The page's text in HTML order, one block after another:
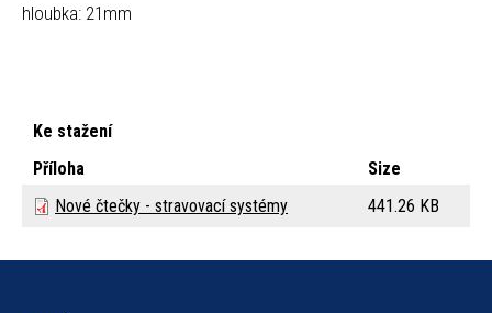
hloubka: 21mm
Ke stažení
Příloha
Size
Nové čtečky - stravovací systémy
441.26 KB